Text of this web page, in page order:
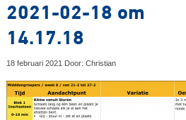
2021-02-18 om
14.17.18
18 februari 2021 Door: Christian